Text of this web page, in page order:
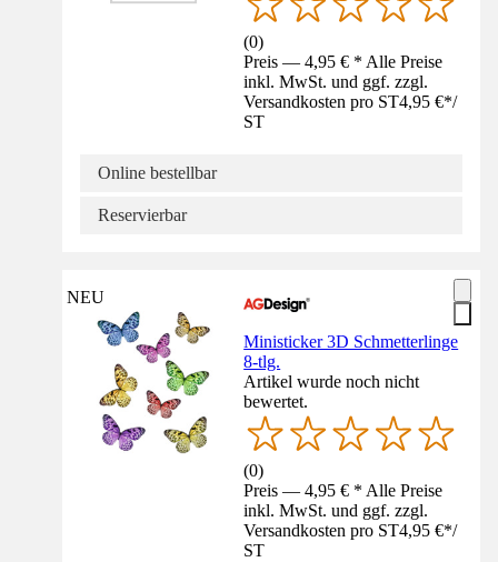
(0)
Preis — 4,95 € * Alle Preise
inkl. MwSt. und ggf. zzgl.
Versandkosten pro ST4,95 €*/
ST
Online bestellbar
Reservierbar
NEU
Ministicker 3D Schmetterlinge
8-tlg.
Artikel wurde noch nicht
bewertet.
(0)
Preis — 4,95 € * Alle Preise
inkl. MwSt. und ggf. zzgl.
Versandkosten pro ST4,95 €*/
ST